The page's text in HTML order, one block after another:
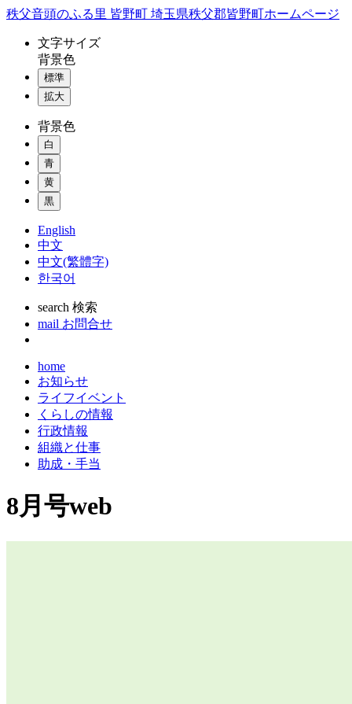
コ
秩父音頭のふる里 皆野町 埼玉県秩父郡皆野町ホームページ
文字サイズ
背景色
標準
拡大
背景色
白
青
黄
黒
English
中文
中文(繁體字)
한국어
search 検索
mail お問合せ
home
お知らせ
ライフイベント
くらしの情報
行政情報
組織と仕事
助成・手当
8月号web